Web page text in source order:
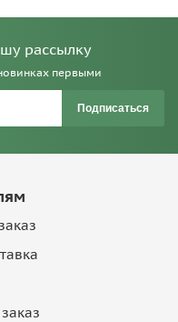
рассылку
первыми
Подписаться